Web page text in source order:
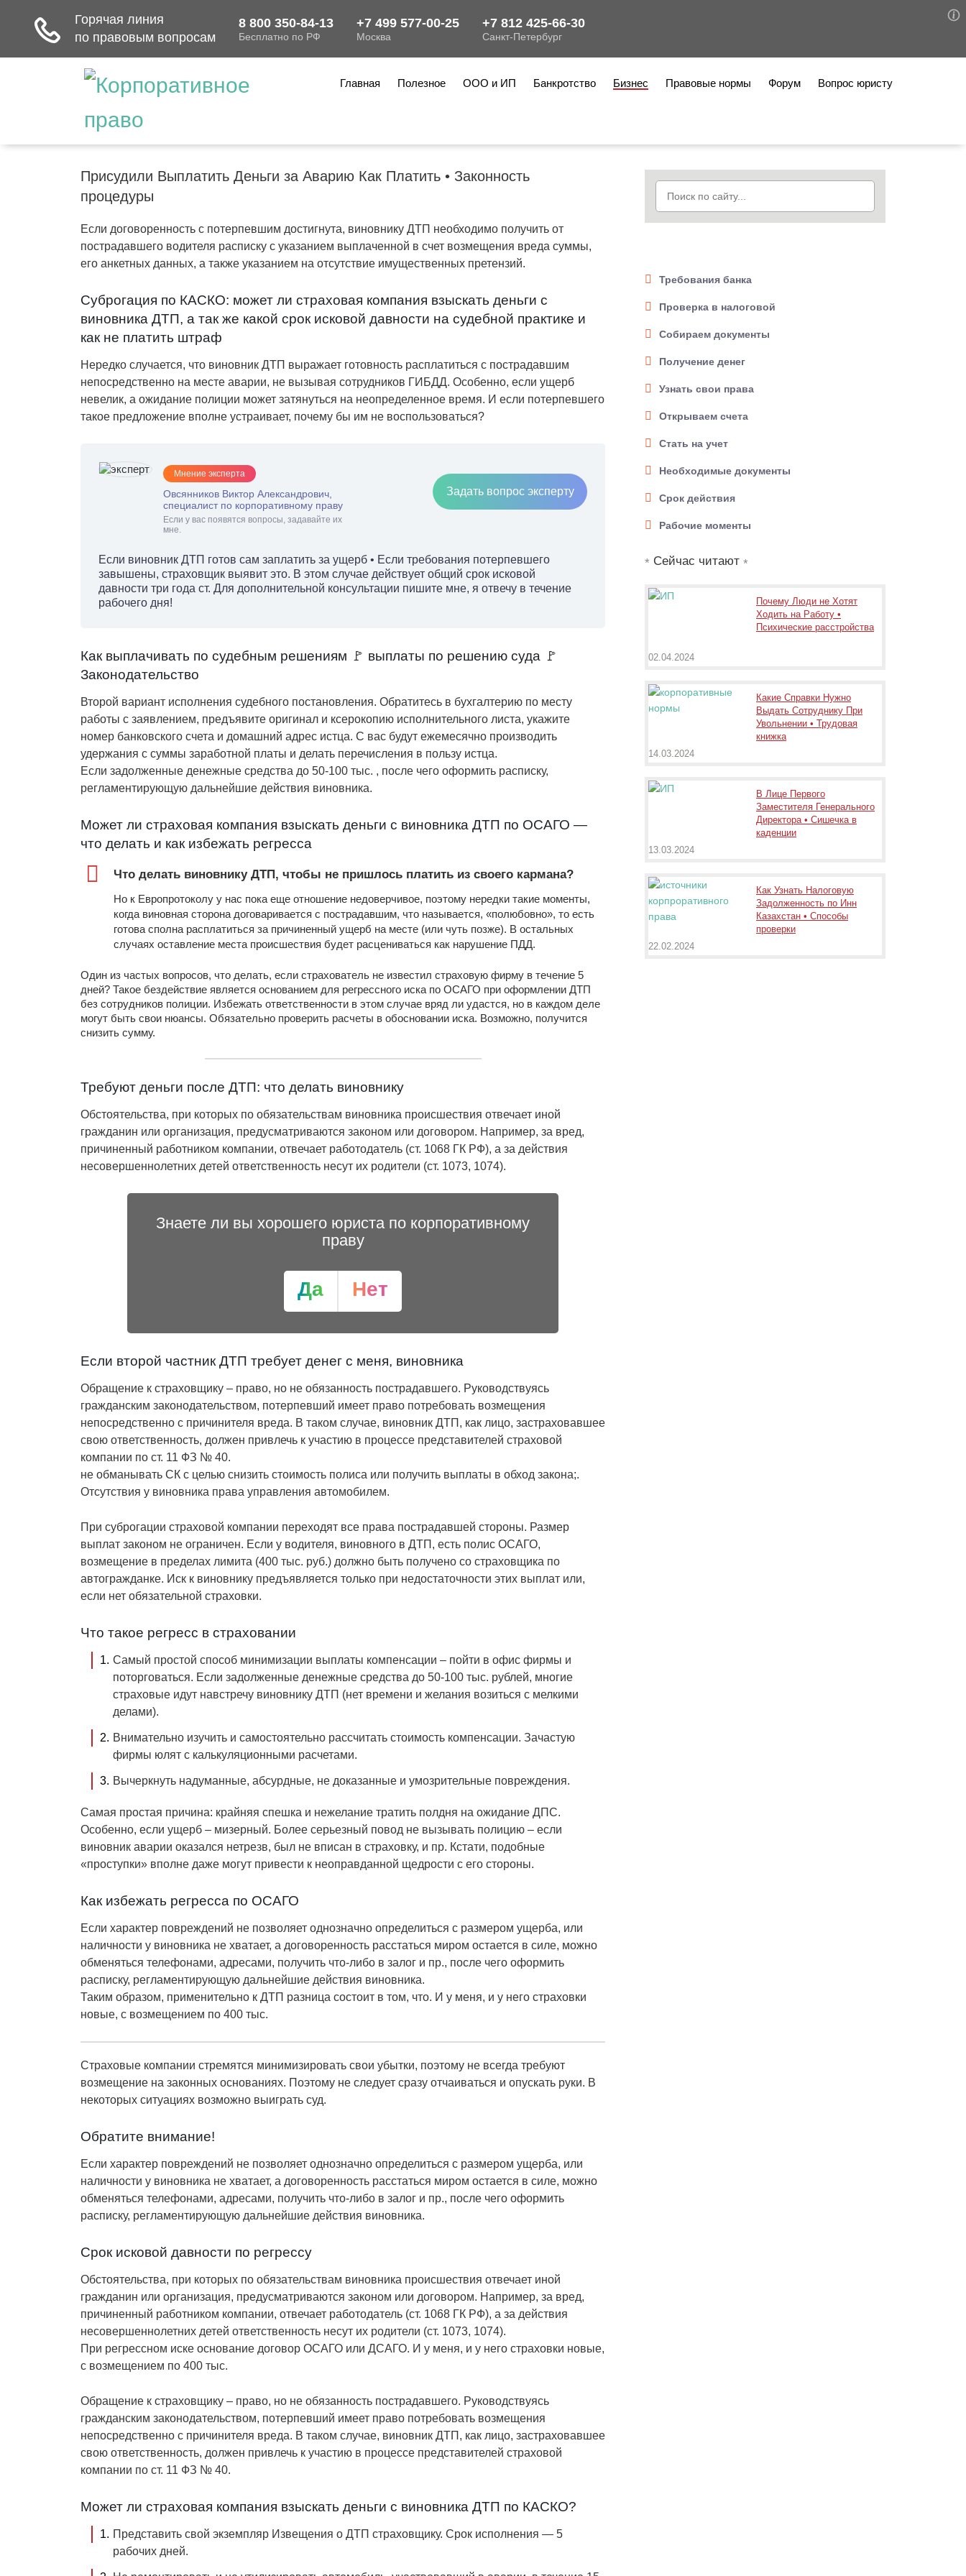
Главная Полезное ООО и ИП Банкротство Бизнес Правовые нормы Форум Вопрос юристу
Присудили Выплатить Деньги за Аварию Как Платить • Законность
процедуры
Если договоренность с потерпевшим достигнута, виновнику ДТП необходимо получить от
пострадавшего водителя расписку с указанием выплаченной в счет возмещения вреда суммы,
его анкетных данных, а также указанием на отсутствие имущественных претензий.
Суброгация по КАСКО: может ли страховая компания взыскать деньги с
виновника ДТП, а так же какой срок исковой давности на судебной практике и
как не платить штраф
Нередко случается, что виновник ДТП выражает готовность расплатиться с пострадавшим
непосредственно на месте аварии, не вызывая сотрудников ГИБДД. Особенно, если ущерб
невелик, а ожидание полиции может затянуться на неопределенное время. И если потерпевшего
такое предложение вполне устраивает, почему бы им не воспользоваться?
Мнение эксперта
Овсянников Виктор Александрович,
специалист по корпоративному праву
Если у вас появятся вопросы, задавайте их
мне.
Задать вопрос эксперту
Если виновник ДТП готов сам заплатить за ущерб • Если требования потерпевшего
завышены, страховщик выявит это. В этом случае действует общий срок исковой
давности три года ст. Для дополнительной консультации пишите мне, я отвечу в течение
рабочего дня!
Как выплачивать по судебным решениям 🚩 выплаты по решению суда 🚩
Законодательство
Второй вариант исполнения судебного постановления. Обратитесь в бухгалтерию по месту
работы с заявлением, предъявите оригинал и ксерокопию исполнительного листа, укажите
номер банковского счета и домашний адрес истца. С вас будут ежемесячно производить
удержания с суммы заработной платы и делать перечисления в пользу истца.
Если задолженные денежные средства до 50-100 тыс. , после чего оформить расписку,
регламентирующую дальнейшие действия виновника.
Может ли страховая компания взыскать деньги с виновника ДТП по ОСАГО —
что делать и как избежать регресса
Что делать виновнику ДТП, чтобы не пришлось платить из своего кармана?
Но к Европротоколу у нас пока еще отношение недоверчивое, поэтому нередки такие моменты,
когда виновная сторона договаривается с пострадавшим, что называется, «полюбовно», то есть
готова сполна расплатиться за причиненный ущерб на месте (или чуть позже). В остальных
случаях оставление места происшествия будет расцениваться как нарушение ПДД.
Один из частых вопросов, что делать, если страхователь не известил страховую фирму в течение 5
дней? Такое бездействие является основанием для регрессного иска по ОСАГО при оформлении ДТП
без сотрудников полиции. Избежать ответственности в этом случае вряд ли удастся, но в каждом деле
могут быть свои нюансы. Обязательно проверить расчеты в обосновании иска. Возможно, получится
снизить сумму.
Требуют деньги после ДТП: что делать виновнику
Обстоятельства, при которых по обязательствам виновника происшествия отвечает иной
гражданин или организация, предусматриваются законом или договором. Например, за вред,
причиненный работником компании, отвечает работодатель (ст. 1068 ГК РФ), а за действия
несовершеннолетних детей ответственность несут их родители (ст. 1073, 1074).
Знаете ли вы хорошего юриста по корпоративному
праву
Да Нет
Если второй частник ДТП требует денег с меня, виновника
Обращение к страховщику – право, но не обязанность пострадавшего. Руководствуясь
гражданским законодательством, потерпевший имеет право потребовать возмещения
непосредственно с причинителя вреда. В таком случае, виновник ДТП, как лицо, застраховавшее
свою ответственность, должен привлечь к участию в процессе представителей страховой
компании по ст. 11 ФЗ № 40.
не обманывать СК с целью снизить стоимость полиса или получить выплаты в обход закона;.
Отсутствия у виновника права управления автомобилем.
При суброгации страховой компании переходят все права пострадавшей стороны. Размер
выплат законом не ограничен. Если у водителя, виновного в ДТП, есть полис ОСАГО,
возмещение в пределах лимита (400 тыс. руб.) должно быть получено со страховщика по
автогражданке. Иск к виновнику предъявляется только при недостаточности этих выплат или,
если нет обязательной страховки.
Что такое регресс в страховании
Самый простой способ минимизации выплаты компенсации – пойти в офис фирмы и
поторговаться. Если задолженные денежные средства до 50-100 тыс. рублей, многие
страховые идут навстречу виновнику ДТП (нет времени и желания возиться с мелкими
делами).
Внимательно изучить и самостоятельно рассчитать стоимость компенсации. Зачастую
фирмы юлят с калькуляционными расчетами.
Вычеркнуть надуманные, абсурдные, не доказанные и умозрительные повреждения.
Самая простая причина: крайняя спешка и нежелание тратить полдня на ожидание ДПС.
Особенно, если ущерб – мизерный. Более серьезный повод не вызывать полицию – если
виновник аварии оказался нетрезв, был не вписан в страховку, и пр. Кстати, подобные
«проступки» вполне даже могут привести к неоправданной щедрости с его стороны.
Как избежать регресса по ОСАГО
Если характер повреждений не позволяет однозначно определиться с размером ущерба, или
наличности у виновника не хватает, а договоренность расстаться миром остается в силе, можно
обменяться телефонами, адресами, получить что-либо в залог и пр., после чего оформить
расписку, регламентирующую дальнейшие действия виновника.
Таким образом, применительно к ДТП разница состоит в том, что. И у меня, и у него страховки
новые, с возмещением по 400 тыс.
Страховые компании стремятся минимизировать свои убытки, поэтому не всегда требуют
возмещение на законных основаниях. Поэтому не следует сразу отчаиваться и опускать руки. В
некоторых ситуациях возможно выиграть суд.
Обратите внимание!
Если характер повреждений не позволяет однозначно определиться с размером ущерба, или
наличности у виновника не хватает, а договоренность расстаться миром остается в силе, можно
обменяться телефонами, адресами, получить что-либо в залог и пр., после чего оформить
расписку, регламентирующую дальнейшие действия виновника.
Срок исковой давности по регрессу
Обстоятельства, при которых по обязательствам виновника происшествия отвечает иной
гражданин или организация, предусматриваются законом или договором. Например, за вред,
причиненный работником компании, отвечает работодатель (ст. 1068 ГК РФ), а за действия
несовершеннолетних детей ответственность несут их родители (ст. 1073, 1074).
При регрессном иске основание договор ОСАГО или ДСАГО. И у меня, и у него страховки новые,
с возмещением по 400 тыс.
Обращение к страховщику – право, но не обязанность пострадавшего. Руководствуясь
гражданским законодательством, потерпевший имеет право потребовать возмещения
непосредственно с причинителя вреда. В таком случае, виновник ДТП, как лицо, застраховавшее
свою ответственность, должен привлечь к участию в процессе представителей страховой
компании по ст. 11 ФЗ № 40.
Может ли страховая компания взыскать деньги с виновника ДТП по КАСКО?
Представить свой экземпляр Извещения о ДТП страховщику. Срок исполнения — 5
рабочих дней.
Требования банка
Проверка в налоговой
Собираем документы
Получение денег
Узнать свои права
Открываем счета
Стать на учет
Необходимые документы
Срок действия
Рабочие моменты
Сейчас читают
Почему Люди не Хотят
Ходить на Работу •
Психические расстройства
02.04.2024
Какие Справки Нужно
Выдать Сотруднику При
Увольнении • Трудовая
книжка
14.03.2024
В Лице Первого
Заместителя Генерального
Директора • Сишечка в
каденции
13.03.2024
Как Узнать Налоговую
Задолженность по Инн
Казахстан • Способы
проверки
22.02.2024